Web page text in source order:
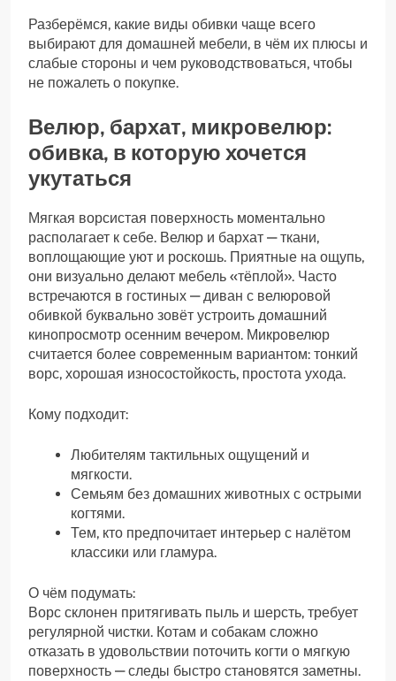
Разберёмся, какие виды обивки чаще всего
выбирают для домашней мебели, в чём их плюсы и
слабые стороны и чем руководствоваться, чтобы
не пожалеть о покупке.
Велюр, бархат, микровелюр:
обивка, в которую хочется
укутаться
Мягкая ворсистая поверхность моментально
располагает к себе. Велюр и бархат — ткани,
воплощающие уют и роскошь. Приятные на ощупь,
они визуально делают мебель «тёплой». Часто
встречаются в гостиных — диван с велюровой
обивкой буквально зовёт устроить домашний
кинопросмотр осенним вечером. Микровелюр
считается более современным вариантом: тонкий
ворс, хорошая износостойкость, простота ухода.
Кому подходит:
Любителям тактильных ощущений и
мягкости.
Семьям без домашних животных с острыми
когтями.
Тем, кто предпочитает интерьер с налётом
классики или гламура.
О чём подумать:
Ворс склонен притягивать пыль и шерсть, требует
регулярной чистки. Котам и собакам сложно
отказать в удовольствии поточить когти о мягкую
поверхность — следы быстро становятся заметны.